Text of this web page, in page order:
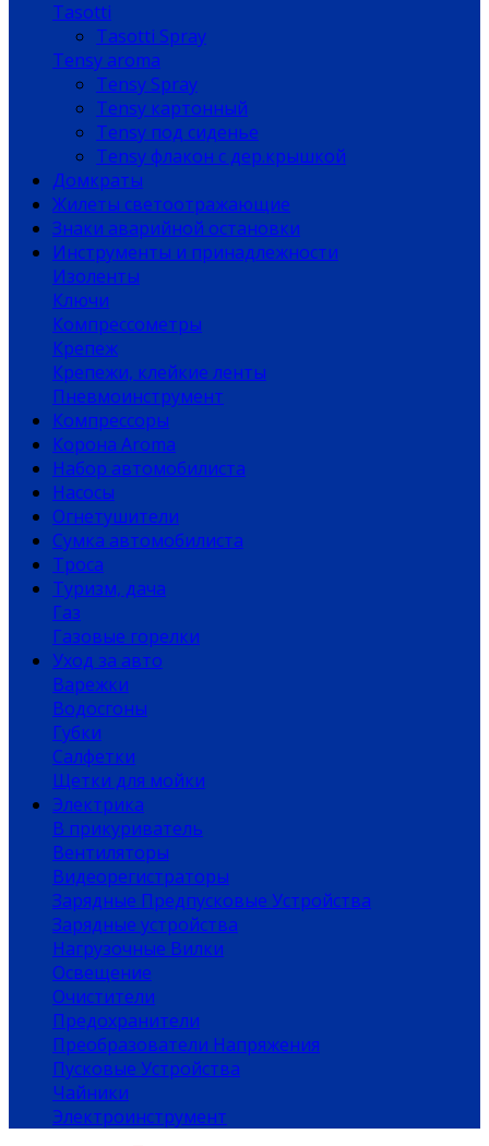
Tasotti
Tasotti Spray
Tensy aroma
Tensy Spray
Tensy картонный
Tensy под сиденье
Tensy флакон с дер.крышкой
Домкраты
Жилеты светоотражающие
Знаки аварийной остановки
Инструменты и принадлежности
Изоленты
Ключи
Компрессометры
Крепеж
Крепежи, клейкие ленты
Пневмоинструмент
Компрессоры
Корона Aroma
Набор автомобилиста
Насосы
Огнетушители
Сумка автомобилиста
Троса
Туризм, дача
Газ
Газовые горелки
Уход за авто
Варежки
Водосгоны
Губки
Салфетки
Щетки для мойки
Электрика
В прикуриватель
Вентиляторы
Видеорегистраторы
Зарядные Предпусковые Устройства
Зарядные устройства
Нагрузочные Вилки
Освещение
Очистители
Предохранители
Преобразователи Напряжения
Пусковые Устройства
Чайники
Электроинструмент